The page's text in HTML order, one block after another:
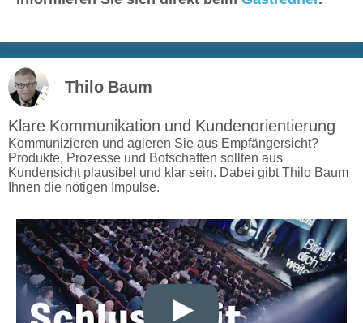
Thilo Baum
Klare Kommunikation und Kundenorientierung
Kommunizieren und agieren Sie aus Empfängersicht?
Produkte, Prozesse und Botschaften sollten aus
Kundensicht plausibel und klar sein. Dabei gibt Thilo Baum
Ihnen die nötigen Impulse.